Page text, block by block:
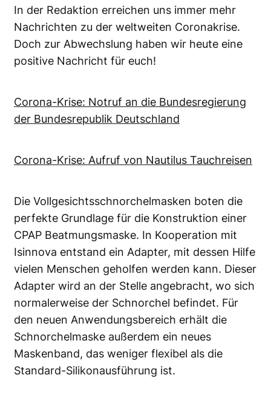
In der Redaktion erreichen uns immer mehr
Nachrichten zu der weltweiten Coronakrise.
Doch zur Abwechslung haben wir heute eine
positive Nachricht für euch!
Corona-Krise: Notruf an die Bundesregierung
der Bundesrepublik Deutschland
Corona-Krise: Aufruf von Nautilus Tauchreisen
Die Vollgesichtsschnorchelmasken boten die
perfekte Grundlage für die Konstruktion einer
CPAP Beatmungsmaske. In Kooperation mit
Isinnova entstand ein Adapter, mit dessen Hilfe
vielen Menschen geholfen werden kann. Dieser
Adapter wird an der Stelle angebracht, wo sich
normalerweise der Schnorchel befindet. Für
den neuen Anwendungsbereich erhält die
Schnorchelmaske außerdem ein neues
Maskenband, das weniger flexibel als die
Standard-Silikonausführung ist.